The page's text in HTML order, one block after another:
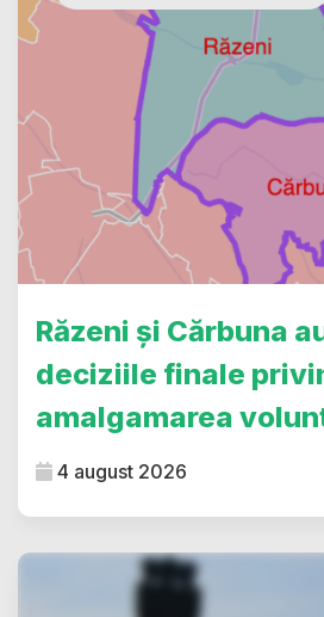
Răzeni și Cărbuna
deciziile finale
amalgamarea
4 august 2026